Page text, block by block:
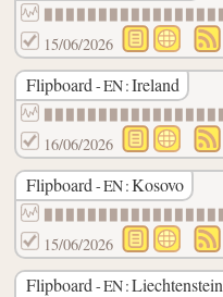
15/06/2026
Flipboard - EN :Ireland
16/06/2026
Flipboard - EN :Kosovo
15/06/2026
Flipboard - EN :Liechtenstein